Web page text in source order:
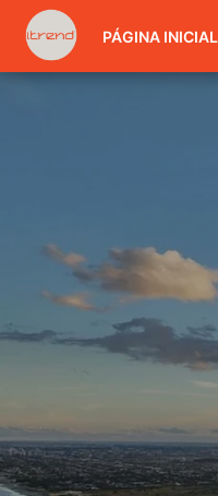
PÁGINA INICIAL